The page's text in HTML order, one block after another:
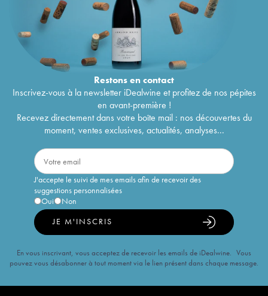
Restons encontact
Inscrivez-vous à la newsletter iDealwine et profitez de nos pépites
en avant-première !
Recevez directement dans votre boîte mail : nos découvertes du
moment, ventes exclusives, actualités, analyses...
J'accepte le suivi de mes emails afin de recevoir des
suggestions personnalisées
Oui
Non
JE M'INSCRIS
En vous inscrivant, vous acceptez de recevoir les emails de iDealwine. Vous
pouvez vous désabonner à tout moment via le lien présent dans chaque message.